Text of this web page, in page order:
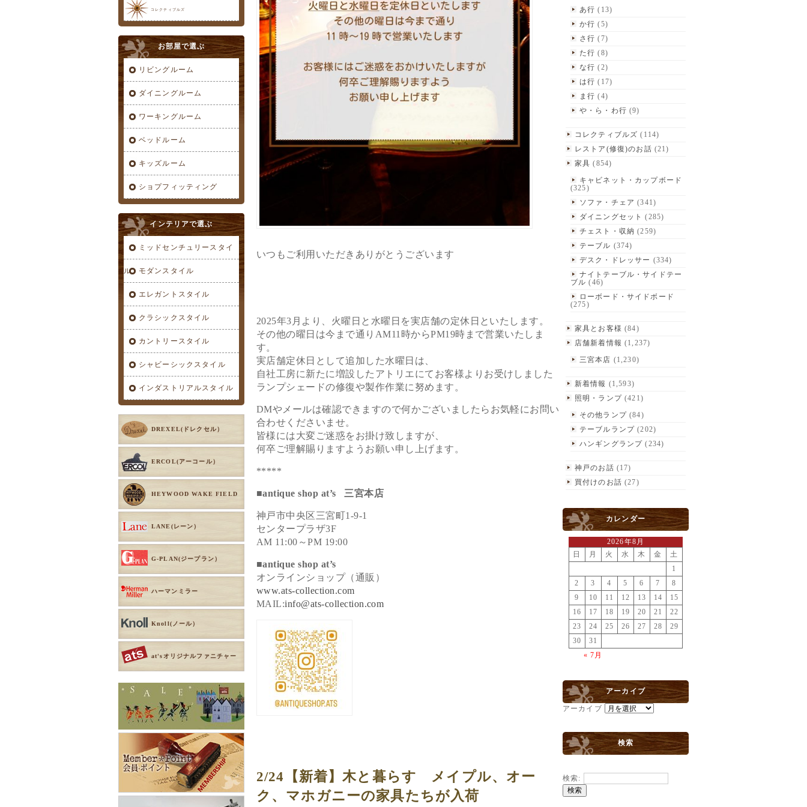
いつもご利用いただきありがとうございます
2025年3月より、
火曜日と水曜日を実店舗の定休日といたします。
その他の曜日は今まで通りAM11時からPM19時まで営業いた しま
す。
実店舗定休日として追加した水曜日は、
自社工房に新たに増設したアトリエにてお客様よりお受けしました
ランプシェードの修復や製作作業に努めます。
DMやメールは確認できますので何かございましたらお気軽にお問い
合わせくださいませ。
皆様には大変ご迷惑をお掛け致しますが、
何卒ご理解賜りますようお願い申し上げます。
*****
■antique shop at’s 三宮本店
神戸市中央区三宮町1-9-1
センタープラザ3F
AM 11:00～PM 19:00
■antique shop at’s
オンラインショップ（通販）
www.ats-collection.com
MAIL:info@ats-collection.com
2/24【新着】木と暮らす メイプル、オー
ク、マホガニーの家具たちが入荷
あ行 (13)
か行 (5)
さ行 (7)
た行 (8)
な行 (2)
は行 (17)
ま行 (4)
や・ら・わ行 (9)
コレクティブルズ (114)
レストア(修復)のお話 (21)
家具 (854)
キャビネット・カップボード
(325)
ソファ・チェア (341)
ダイニングセット
(285)
チェスト・収納 (259)
テーブル (374)
デスク・ドレッサー (334)
ナイトテーブル・サイドテー
ブル (46)
ローボード・サイドボード
(275)
家具とお客様 (84)
店舗新着情報 (1,237)
三宮本店 (1,230)
新着情報 (1,593)
照明・ランプ(421)
その他ランプ(84)
テーブルランプ (202)
ハンギングランプ (234)
神戸のお話 (17)
買付けのお話 (27)
カレンダー
2026年8月
日
月 火 水 木 金 土
« 7月
1
2
3 4 5 6 7
8
9
10 11 12 13 14
15
16
17 18 19 20 21
22
23
24 25 26 27 28
29
30
31
アーカイブ
アーカイブ
検索
検索:
コレクティブルズ
お部屋で選ぶ
リビングルーム
ダイニングルーム
ワーキングルーム
ベッドルーム
キッズルーム
ショプフィッティング
インテリアで選ぶ
ミッドセンチュリースタイ
ル モダンスタイル
エレガントスタイル
クラシックスタイル
カントリースタイル
シャビーシックスタイル
インダストリアルスタイル
DREXEL(ドレクセル）
ERCOL(アーコール）
HEYWOOD WAKE FIELD
LANE(レーン）
G-PLAN(ジープラン）
ハーマンミラー
Knoll(ノール）
at'sオリジナルファニチャー